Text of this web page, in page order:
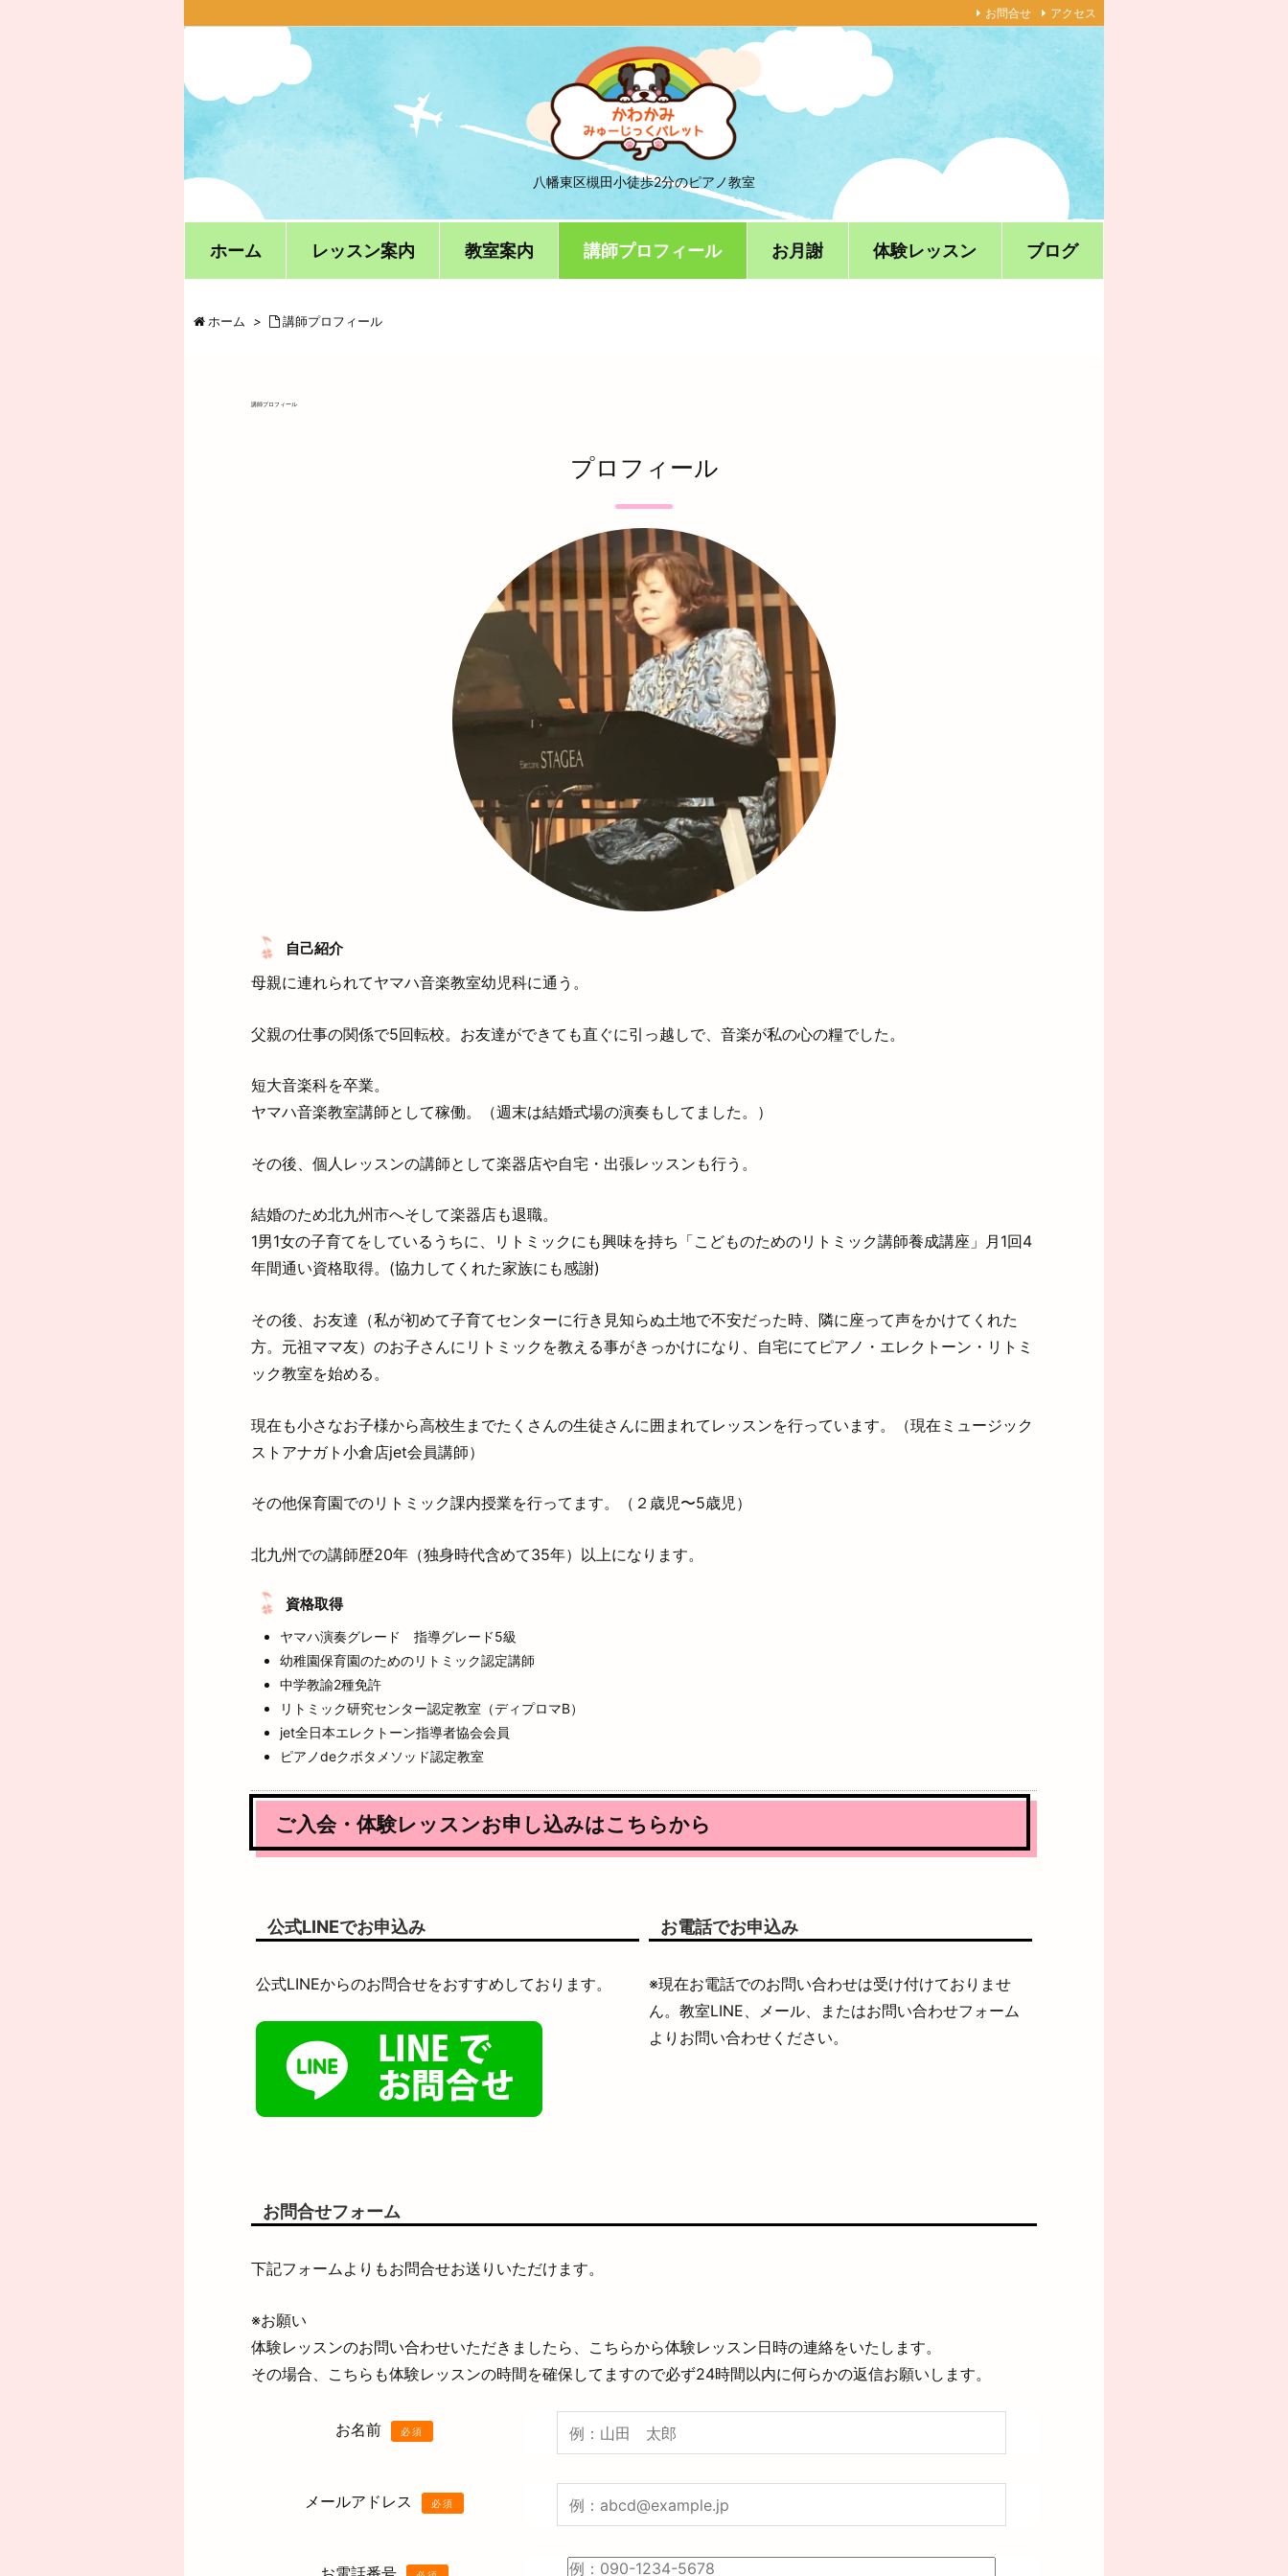
八幡東区槻田小徒歩2分のピアノ教室
ホーム レッスン案内 教室案内 講師プロフィール お月謝 体験レッスン ブログ
お問合せ アクセス
ホーム > 講師プロフィール
講師プロフィール
プロフィール
自己紹介
母親に連れられてヤマハ音楽教室幼児科に通う。
父親の仕事の関係で5回転校。お友達ができても直ぐに引っ越しで、音楽が私の心の糧でした。
短大音楽科を卒業。
ヤマハ音楽教室講師として稼働。（週末は結婚式場の演奏もしてました。）
その後、個人レッスンの講師として楽器店や自宅・出張レッスンも行う。
結婚のため北九州市へそして楽器店も退職。
1男1女の子育てをしているうちに、リトミックにも興味を持ち「こどものためのリトミック講師養成講座」月1回4
年間通い資格取得。(協力してくれた家族にも感謝)
その後、お友達（私が初めて子育てセンターに行き見知らぬ土地で不安だった時、隣に座って声をかけてくれた
方。元祖ママ友）のお子さんにリトミックを教える事がきっかけになり、自宅にてピアノ・エレクトーン・リトミ
ック教室を始める。
現在も小さなお子様から高校生までたくさんの生徒さんに囲まれてレッスンを行っています。（現在ミュージック
ストアナガト小倉店jet会員講師）
その他保育園でのリトミック課内授業を行ってます。（２歳児〜5歳児）
北九州での講師歴20年（独身時代含めて35年）以上になります。
資格取得
ヤマハ演奏グレード 指導グレード5級
幼稚園保育園のためのリトミック認定講師
中学教諭2種免許
リトミック研究センター認定教室（ディプロマB）
jet全日本エレクトーン指導者協会会員
ピアノdeクボタメソッド認定教室
ご入会・体験レッスンお申し込みはこちらから
公式LINEでお申込み
公式LINEからのお問合せをおすすめしております。
お電話でお申込み
※現在お電話でのお問い合わせは受け付けておりませ
ん。教室LINE、メール、またはお問い合わせフォーム
よりお問い合わせください。
お問合せフォーム
下記フォームよりもお問合せお送りいただけます。
※お願い
体験レッスンのお問い合わせいただきましたら、こちらから体験レッスン日時の連絡をいたします。
その場合、こちらも体験レッスンの時間を確保してますので必ず24時間以内に何らかの返信お願いします。
お名前 必須
メールアドレス 必須